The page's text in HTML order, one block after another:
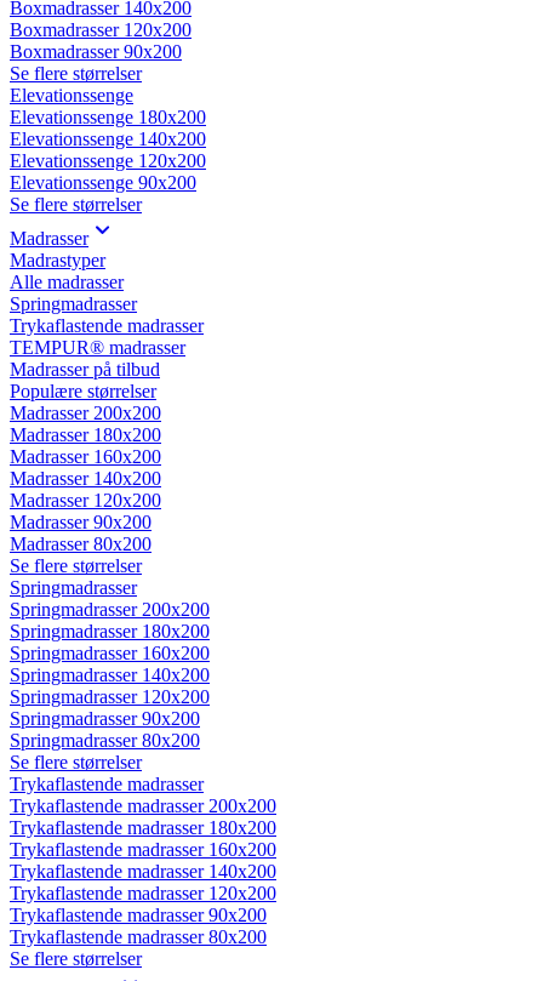
Boxmadrasser 140x200
Boxmadrasser 120x200
Boxmadrasser 90x200
Se flere størrelser
Elevationssenge
Elevationssenge 180x200
Elevationssenge 140x200
Elevationssenge 120x200
Elevationssenge 90x200
Se flere størrelser
Madrasser
Madrastyper
Alle madrasser
Springmadrasser
Trykaflastende madrasser
TEMPUR® madrasser
Madrasser på tilbud
Populære størrelser
Madrasser 200x200
Madrasser 180x200
Madrasser 160x200
Madrasser 140x200
Madrasser 120x200
Madrasser 90x200
Madrasser 80x200
Se flere størrelser
Springmadrasser
Springmadrasser 200x200
Springmadrasser 180x200
Springmadrasser 160x200
Springmadrasser 140x200
Springmadrasser 120x200
Springmadrasser 90x200
Springmadrasser 80x200
Se flere størrelser
Trykaflastende madrasser
Trykaflastende madrasser 200x200
Trykaflastende madrasser 180x200
Trykaflastende madrasser 160x200
Trykaflastende madrasser 140x200
Trykaflastende madrasser 120x200
Trykaflastende madrasser 90x200
Trykaflastende madrasser 80x200
Se flere størrelser